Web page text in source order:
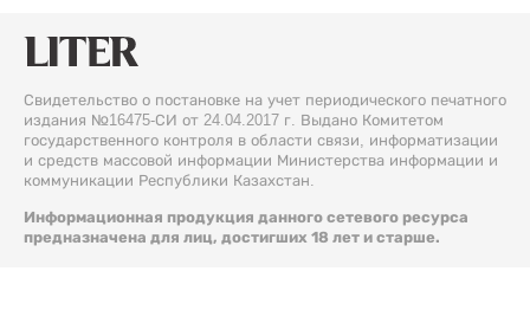
Свидетельство о постановке на учет периодического печатного
издания №16475-СИ от 24.04.2017 г. Выдано Комитетом
государственного контроля в области связи, информатизации
и средств массовой информации Министерства информации и
коммуникации Республики Казахстан.
Информационная продукция данного сетевого ресурса
предназначена для лиц, достигших 18 лет и старше.